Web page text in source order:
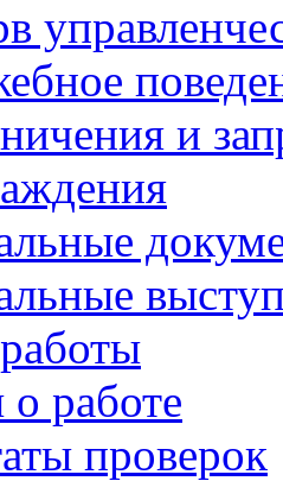
и
работе
проверок